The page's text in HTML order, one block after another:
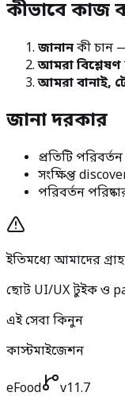
কীভাবে কাজ
জানানকী চান
আমরা বিশ্লেষণ
আমরা বানাই,
জানা দরকার
প্রতিটি
সংক্ষিপ্ত
পরিবর্তন
ইতিমধ্যে আমাদের
ছোট UI/UX টুইক ও
এই সেবা কিনুন
কাস্টমাইজেশন
eFood
v11.7